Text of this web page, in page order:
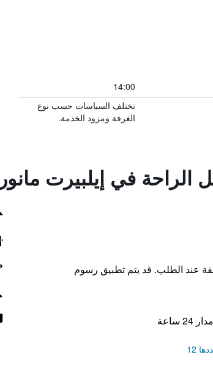
14:00
تختلف السياسات حسب نوع
الغرفة ومزود الخدمة.
الراحة في إيلبيرت مانور
عند الطلب. قد يتم تطبيق رسوم
ساعة
12